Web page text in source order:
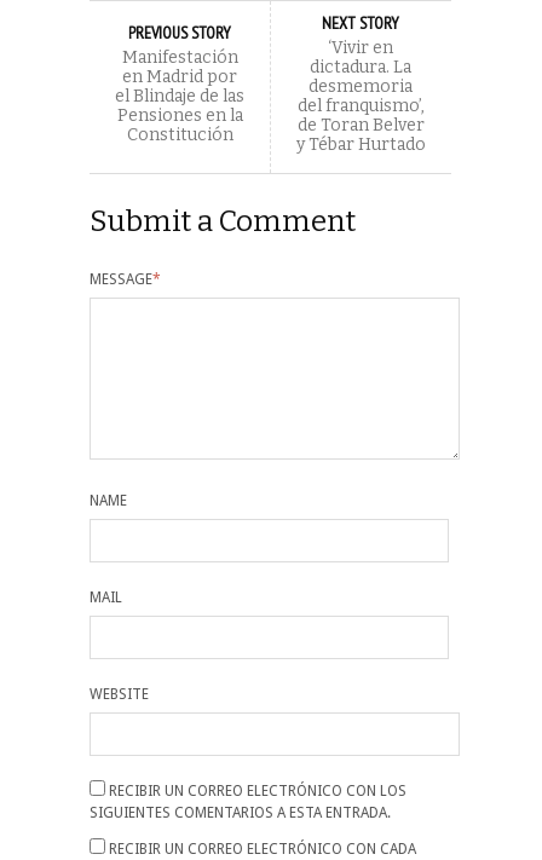
PREVIOUS STORY
Manifestación
en Madrid por
el Blindaje de las
Pensiones en la
Constitución
NEXT STORY
‘Vivir en
dictadura. La
desmemoria
del franquismo’,
de Toran Belver
y Tébar Hurtado
Submit a Comment
MESSAGE*
NAME
MAIL
WEBSITE
RECIBIR UN CORREO ELECTRÓNICO CON LOS
SIGUIENTES COMENTARIOS A ESTA ENTRADA.
RECIBIR UN CORREO ELECTRÓNICO CON CADA